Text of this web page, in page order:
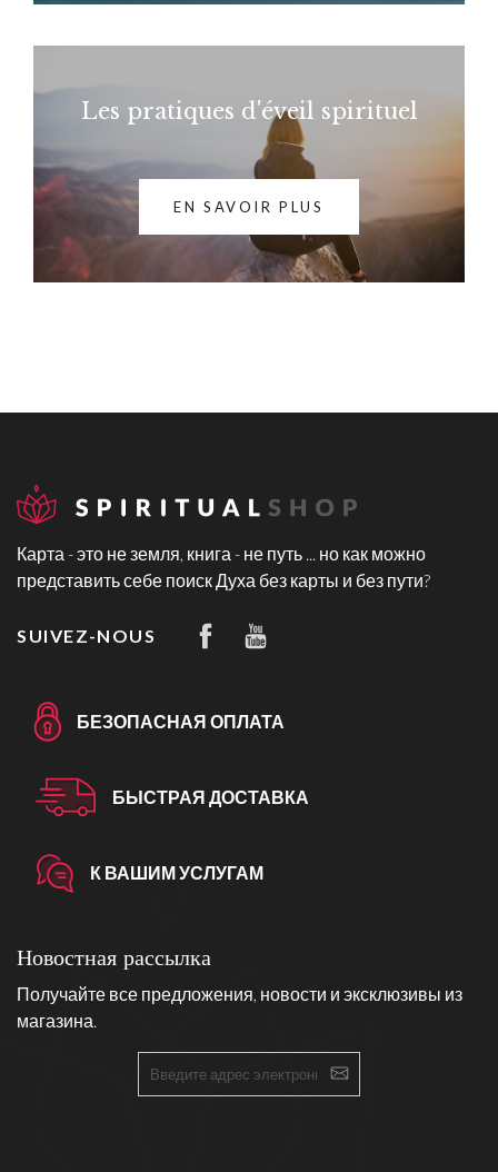
Les pratiques d'éveil spirituel
EN SAVOIR PLUS
Карта - это не земля, книга - не путь ... но как можно
представить себе поиск Духа без карты и без пути?
SUIVEZ-NOUS
БЕЗОПАСНАЯ ОПЛАТА
БЫСТРАЯ ДОСТАВКА
К ВАШИМ УСЛУГАМ
Новостная рассылка
Получайте все предложения, новости и эксклюзивы из
магазина.